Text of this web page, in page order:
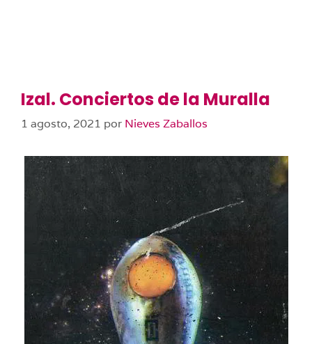
Izal. Conciertos de la Muralla
1 agosto, 2021 por Nieves Zaballos